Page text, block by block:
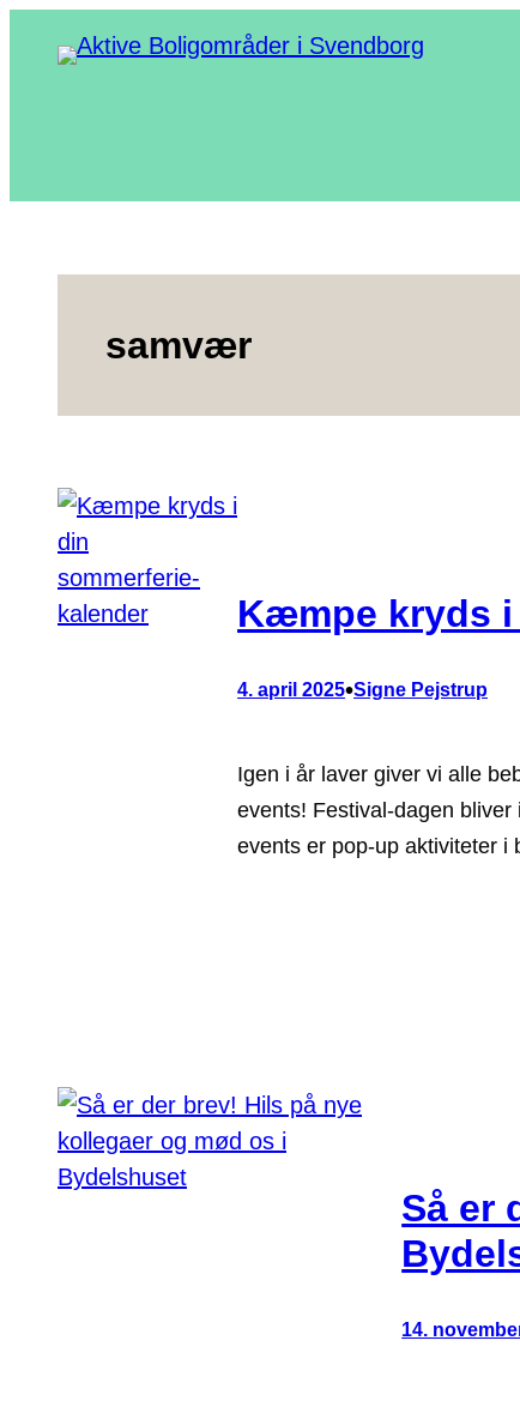
samvær
Kæmpe kryds
4. april 2025•Signe Pejstrup
Igen i år laver giver vi alle
events! Festival-dagen
events er pop-up aktiviteter
Så er
14.